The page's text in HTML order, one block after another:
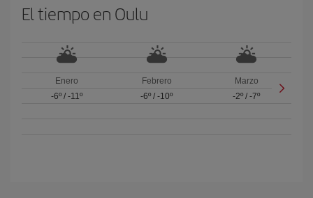
El tiempo en Oulu
Enero
-6º/ -11º
Febrero
-6º / -10º
Marzo
-2º /-7º